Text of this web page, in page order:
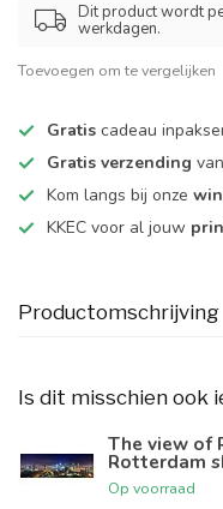
Dit product wordt
werkdagen.
Toevoegen om te vergelijken
Gratis cadeau
Gratis verzending
Kom langs bij onze
KKEC voor al jouw
Productomschrijving
Is dit misschien ook
The view of
Rotterdam
Op voorraad